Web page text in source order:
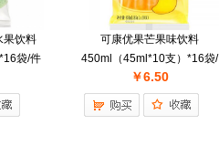
果饮料
袋/件
可康优果芒果味饮料
450ml（45ml*10支）*16袋/
件
￥6.50